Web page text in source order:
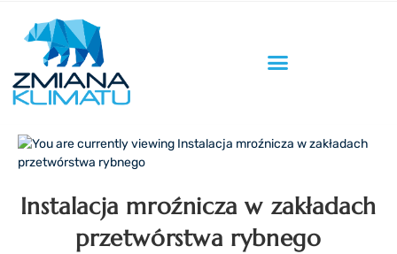
Instalacja mroźnicza w zakładach
przetwórstwa rybnego